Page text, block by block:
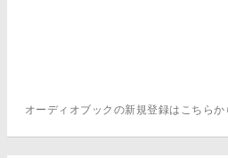
オーディオブックの新規登録はこちら